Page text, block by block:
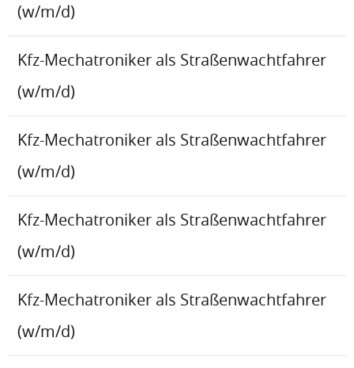
(w/m/d)
Kfz-Mechatroniker als Straßenwachtfahrer
(w/m/d)
Kfz-Mechatroniker als Straßenwachtfahrer
(w/m/d)
Kfz-Mechatroniker als Straßenwachtfahrer
(w/m/d)
Kfz-Mechatroniker als Straßenwachtfahrer
(w/m/d)